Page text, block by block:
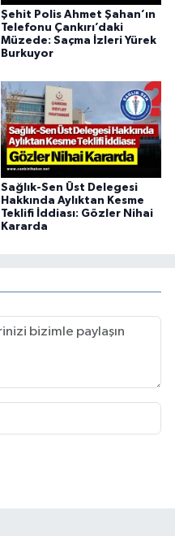
Şehit Polis Ahmet Şahan’ın
Telefonu Çankırı’daki
Müzede: Saçma İzleri Yürek
Burkuyor
Sağlık-Sen Üst Delegesi
Hakkında Aylıktan Kesme
Teklifi İddiası: Gözler Nihai
Kararda